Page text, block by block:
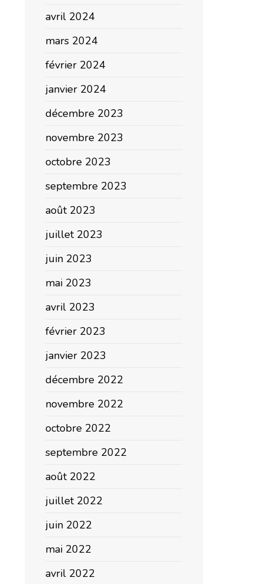
avril 2024
mars 2024
février 2024
janvier 2024
décembre 2023
novembre 2023
octobre 2023
septembre 2023
août 2023
juillet 2023
juin 2023
mai 2023
avril 2023
février 2023
janvier 2023
décembre 2022
novembre 2022
octobre 2022
septembre 2022
août 2022
juillet 2022
juin 2022
mai 2022
avril 2022